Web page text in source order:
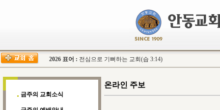
2026 표어 : 전심으로 기뻐하는 교회(습 3:14)
금주의 교회소식
온라인 주보